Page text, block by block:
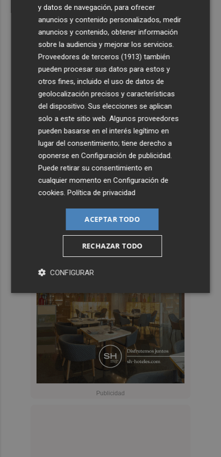
y datos de navegación, para ofrecer
anuncios y contenido personalizados, medir
anuncios y contenido, obtener información
sobre la audiencia y mejorar los servicios.
Proveedores de terceros (1913) también
pueden procesar sus datos para estos y
otros fines, incluido el uso de datos de
geolocalización precisos y características
del dispositivo. Sus elecciones se aplican
solo a este sitio web. Algunos proveedores
pueden basarse en el interés legítimo en
lugar del consentimiento; tiene derecho a
oponerse enConfiguración de publicidad.
Puede retirar su consentimiento en
cualquier momento enConfiguración de
cookies.Política de privacidad
ACEPTAR TODO
RECHAZAR TODO
CONFIGURAR